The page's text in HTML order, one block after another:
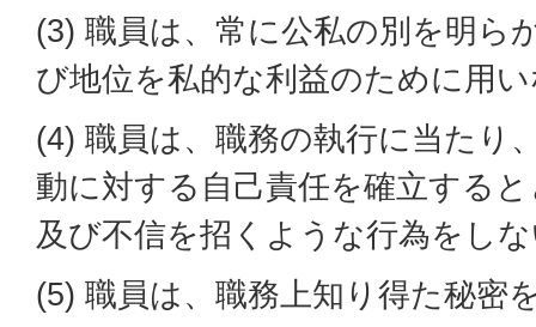
(3) 職員は、常に公私の別を明ら
び地位を私的な利益のために用
(4) 職員は、職務の執行に当たり
動に対する自己責任を確立する
及び不信を招くような行為をし
(5) 職員は、職務上知り得た秘密